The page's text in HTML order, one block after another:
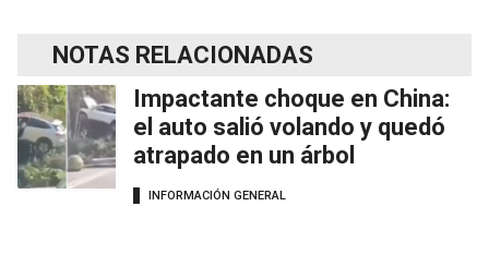
NOTAS RELACIONADAS
Impactante choque en China:
el auto salió volando y quedó
atrapado en un árbol
INFORMACIÓN GENERAL